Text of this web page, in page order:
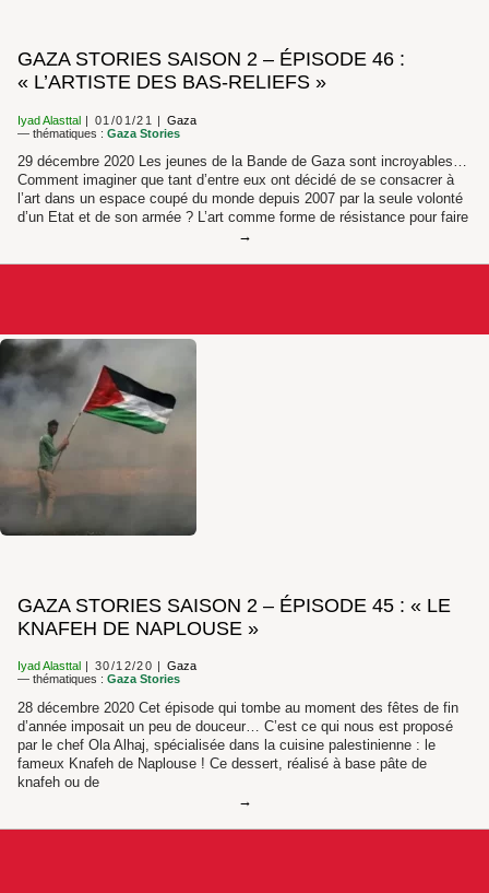
GAZA STORIES SAISON 2 – ÉPISODE 46 :
« L’ARTISTE DES BAS-RELIEFS »
Iyad Alasttal 01/01/21
Gaza
— thématiques : Gaza Stories
29 décembre 2020 Les jeunes de la Bande de Gaza sont incroyables…
Comment imaginer que tant d’entre eux ont décidé de se consacrer à
l’art dans un espace coupé du monde depuis 2007 par la seule volonté
d’un Etat et de son armée ? L’art comme forme de résistance pour faire
GAZA STORIES SAISON 2 – ÉPISODE 45 : « LE
KNAFEH DE NAPLOUSE »
Iyad Alasttal 30/12/20
Gaza
— thématiques : Gaza Stories
28 décembre 2020 Cet épisode qui tombe au moment des fêtes de fin
d’année imposait un peu de douceur… C’est ce qui nous est proposé
par le chef Ola Alhaj, spécialisée dans la cuisine palestinienne : le
fameux Knafeh de Naplouse ! Ce dessert, réalisé à base pâte de
knafeh ou de